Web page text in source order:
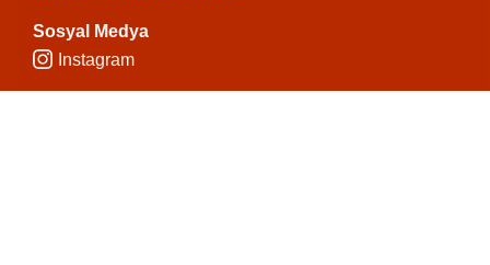
Sosyal Medya
Instagram